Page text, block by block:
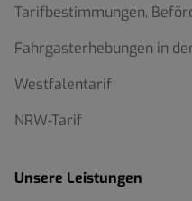
Tarifbestimmungen,
Fahrgasterhebungen in
Westfalentarif
NRW-Tarif
Unsere Leistungen